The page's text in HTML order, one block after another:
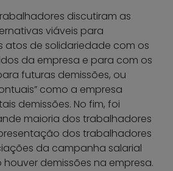
discutiram as
viáveis para
atos de solidariedade com os
da empresa e para com os
futuras demissões, ou
como a empresa
demissões. No fim, foi
maioria dos trabalhadores
dos trabalhadores
da campanha salarial
houver demissões na empresa.